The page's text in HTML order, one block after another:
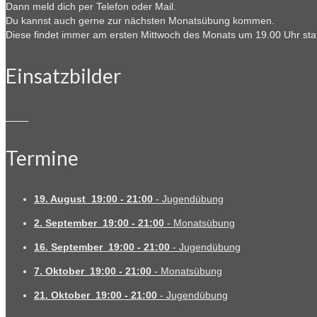
Dann meld dich per Telefon oder Mail.
Du kannst auch gerne zur nächsten Monatsübung kommen.
Diese findet immer am ersten Mittwoch des Monats um 19.00 Uhr
Einsatzbilder
Termine
19. August 19:00 - 21:00 - Jugendübung
2. September 19:00 - 21:00 - Monatsübung
16. September 19:00 - 21:00 - Jugendübung
7. Oktober 19:00 - 21:00 - Monatsübung
21. Oktober 19:00 - 21:00 - Jugendübung